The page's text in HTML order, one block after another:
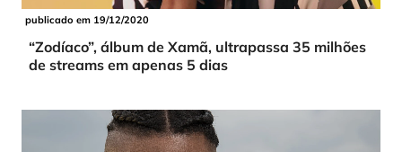
publicado em 19/12/2020
“Zodíaco”, álbum de Xamã, ultrapassa 35 milhões
de streams em apenas 5 dias